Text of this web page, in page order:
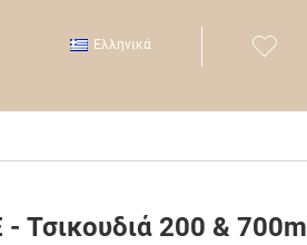
Ελληνικά
- Τσικουδιά 200 & 700ml